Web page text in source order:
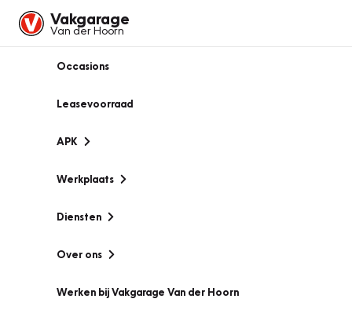
Vakgarage
Van der Hoorn
Occasions
Leasevoorraad
APK
Werkplaats
Diensten
Over ons
Werken bij Vakgarage Van der Hoorn